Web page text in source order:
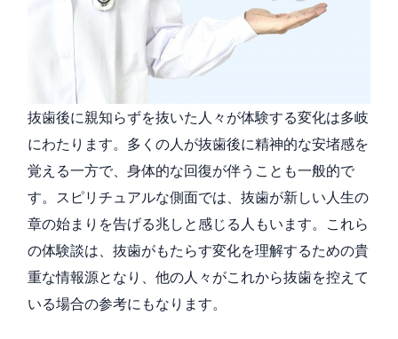
抜歯後に親知らずを抜いた人々が体験する変化は多岐
にわたります。多くの人が抜歯後に精神的な安堵感を
覚える一方で、身体的な回復が伴うことも一般的で
す。スピリチュアルな側面では、抜歯が新しい人生の
章の始まりを告げる兆しと感じる人もいます。これら
の体験談は、抜歯がもたらす変化を理解するための貴
重な情報源となり、他の人々がこれから抜歯を控えて
いる場合の参考にもなります。